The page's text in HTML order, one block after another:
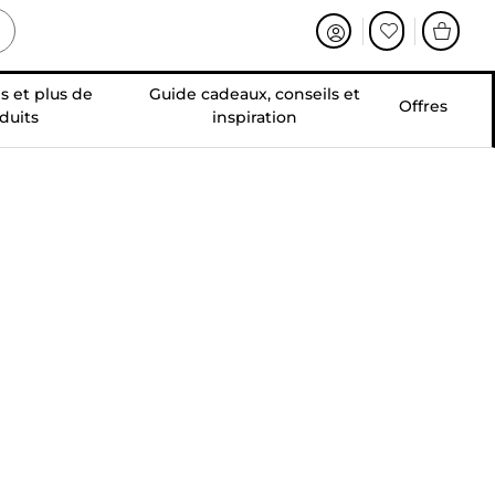
et plus de
Guide cadeaux, conseils et
inspiration
Offres